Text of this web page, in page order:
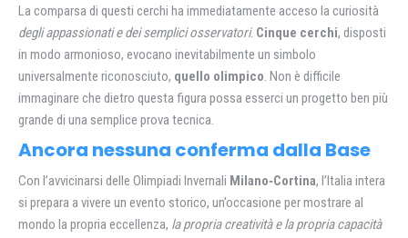
La comparsa di questi cerchi ha immediatamente acceso la curiosità
degli appassionati e dei semplici osservatori. Cinque cerchi, disposti
in modo armonioso, evocano inevitabilmente un simbolo
universalmente riconosciuto, quello olimpico. Non è difficile
immaginare che dietro questa figura possa esserci un progetto ben più
grande di una semplice prova tecnica.
Ancora nessuna conferma dalla Base
Con l’avvicinarsi delle Olimpiadi Invernali Milano‑Cortina, l’Italia intera
si prepara a vivere un evento storico, un’occasione per mostrare al
mondo la propria eccellenza, la propria creatività e la propria capacità